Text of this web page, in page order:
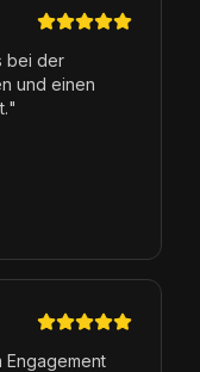
bei der
und einen
"
Engagement